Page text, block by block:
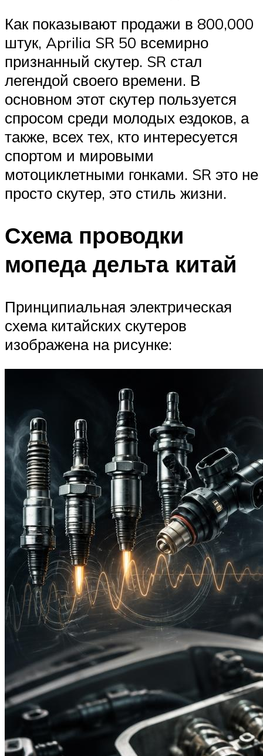
Как показывают продажи в 800,000
штук, Aprilia SR 50 всемирно
признанный скутер. SR стал
легендой своего времени. В
основном этот скутер пользуется
спросом среди молодых ездоков, а
также, всех тех, кто интересуется
спортом и мировыми
мотоциклетными гонками. SR это не
просто скутер, это стиль жизни.
Схема проводки
мопеда дельта китай
Принципиальная электрическая
схема китайских скутеров
изображена на рисунке: